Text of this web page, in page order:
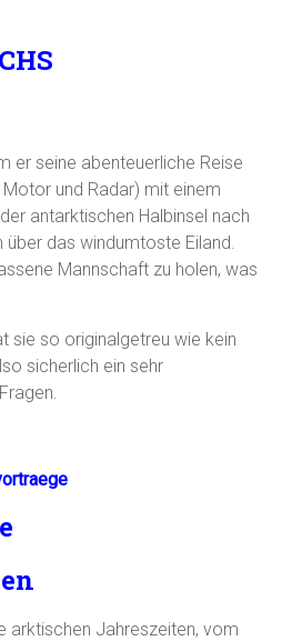
er seine abenteuerliche Reise
und Radar) mit einem
antarktischen Halbinsel nach
das windumtoste Eiland.
Mannschaft zu holen, was
sie so originalgetreu wie kein
sicherlich ein sehr
arktischen Jahreszeiten, vom